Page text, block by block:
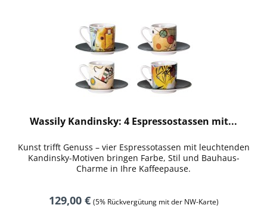
Wassily Kandinsky: 4 Espressostassen mit...
Kunst trifft Genuss – vier Espressotassen mit leuchtenden
Kandinsky-Motiven bringen Farbe, Stil und Bauhaus-
Charme in Ihre Kaffeepause.
129,00 € (5% Rückvergütung mit der NW-Karte)